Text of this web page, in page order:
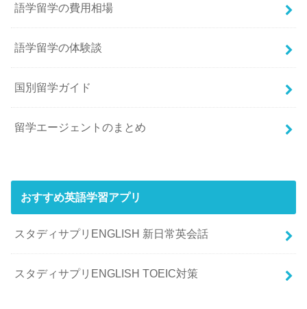
語学留学の費用相場
語学留学の体験談
国別留学ガイド
留学エージェントのまとめ
おすすめ英語学習アプリ
スタディサプリENGLISH 新日常英会話
スタディサプリENGLISH TOEIC対策